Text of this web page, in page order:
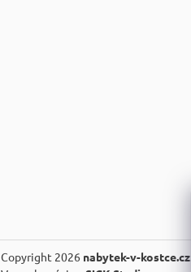
Copyright 2026 nabytek-v-kostce.cz